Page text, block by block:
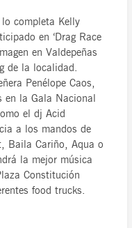
completa Kelly
en ‘Drag Race
en Valdepeñas
de la localidad.
Penélope Caos,
en la Gala Nacional
el dj Acid
a los mandos de
Baila Cariño, Aqua o
la mejor música
Constitución
food trucks.